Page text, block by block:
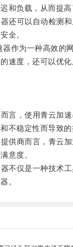
和负载，从而提高
可以自动检测和
全。
为一种高效的网
速度，还可以优
，使用青云加速
不稳定性而导致的
商而言，青云加
意度。
仅是一种技术工
。